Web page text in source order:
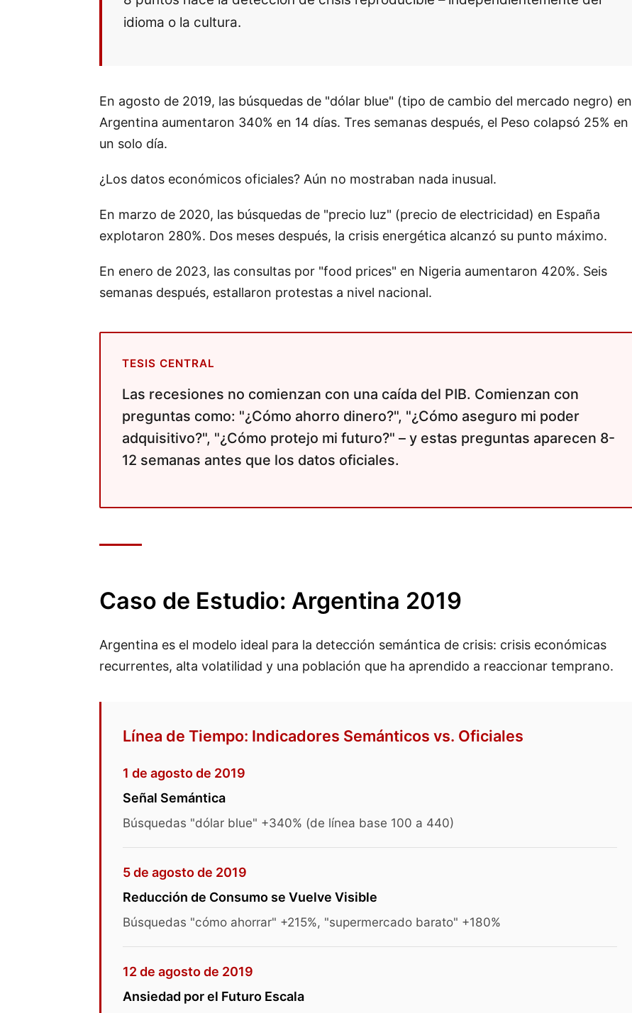
idioma o la cultura.
En agosto de 2019, las búsquedas de "dólar blue" (tipo de cambio del mercado negro) en
Argentina aumentaron 340% en 14 días. Tres semanas después, el Peso colapsó 25% en
un solo día.
¿Los datos económicos oficiales? Aún no mostraban nada inusual.
En marzo de 2020, las búsquedas de "precio luz" (precio de electricidad) en España
explotaron 280%. Dos meses después, la crisis energética alcanzó su punto máximo.
En enero de 2023, las consultas por "food prices" en Nigeria aumentaron 420%. Seis
semanas después, estallaron protestas a nivel nacional.
TESIS CENTRAL
Las recesiones no comienzan con una caída del PIB. Comienzan con
preguntas como: "¿Cómo ahorro dinero?", "¿Cómo aseguro mi poder
adquisitivo?", "¿Cómo protejo mi futuro?" – y estas preguntas aparecen 8-
12 semanas antes que los datos oficiales.
Caso de Estudio: Argentina 2019
Argentina es el modelo ideal para la detección semántica de crisis: crisis económicas
recurrentes, alta volatilidad y una población que ha aprendido a reaccionar temprano.
Línea de Tiempo: Indicadores Semánticos vs. Oficiales
1 de agosto de 2019
Señal Semántica
Búsquedas "dólar blue" +340% (de línea base 100 a 440)
5 de agosto de 2019
Reducción de Consumo se Vuelve Visible
Búsquedas "cómo ahorrar" +215%, "supermercado barato" +180%
12 de agosto de 2019
Ansiedad por el Futuro Escala